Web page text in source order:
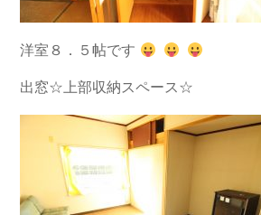
洋室８．５帖です
出窓☆上部収納スペース☆